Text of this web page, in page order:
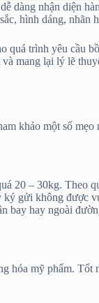
dàng nhận diện
hình dáng,
trình yêu
mang lại lý lẽ
khảo một số mẹo
20 – 30kg.
gửi không được
bay hay ngoài
mỹ phẩm.